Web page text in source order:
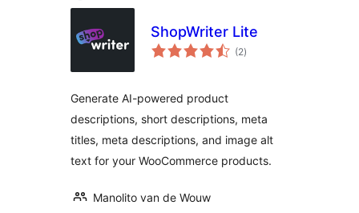
ShopWriter Lite
(2celkové
hodnotenie
)
Generate AI-powered product
descriptions, short descriptions, meta
titles, meta descriptions, and image alt
text for your WooCommerce products.
Manolito van de Wouw